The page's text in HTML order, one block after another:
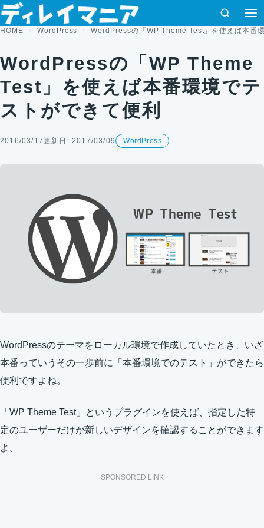
コンテンツへスキップ
検索
HOME WordPress WordPressの「WP Theme Test」を使えば本番
WordPressの「WP Theme
Test」を使えば本番環境でテ
ストができて便利
2016/03/17更新日: 2017/03/09 WordPress
WordPressのテーマをローカル環境で作成していたとき、いざ
本番っていうその一歩前に「本番環境でのテスト」ができたら
便利ですよね。
「WP Theme Test」というプラグインを使えば、指定した特
定のユーザーだけが新しいデザインを確認することができます
よ。
SPONSORED LINK